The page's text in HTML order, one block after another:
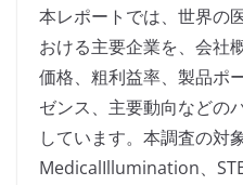
本レポートでは、世界の
おける主要企業を、会社
価格、粗利益率、製品ポ
ゼンス、主要動向などの
しています。本調査の対
MedicalIllumination、